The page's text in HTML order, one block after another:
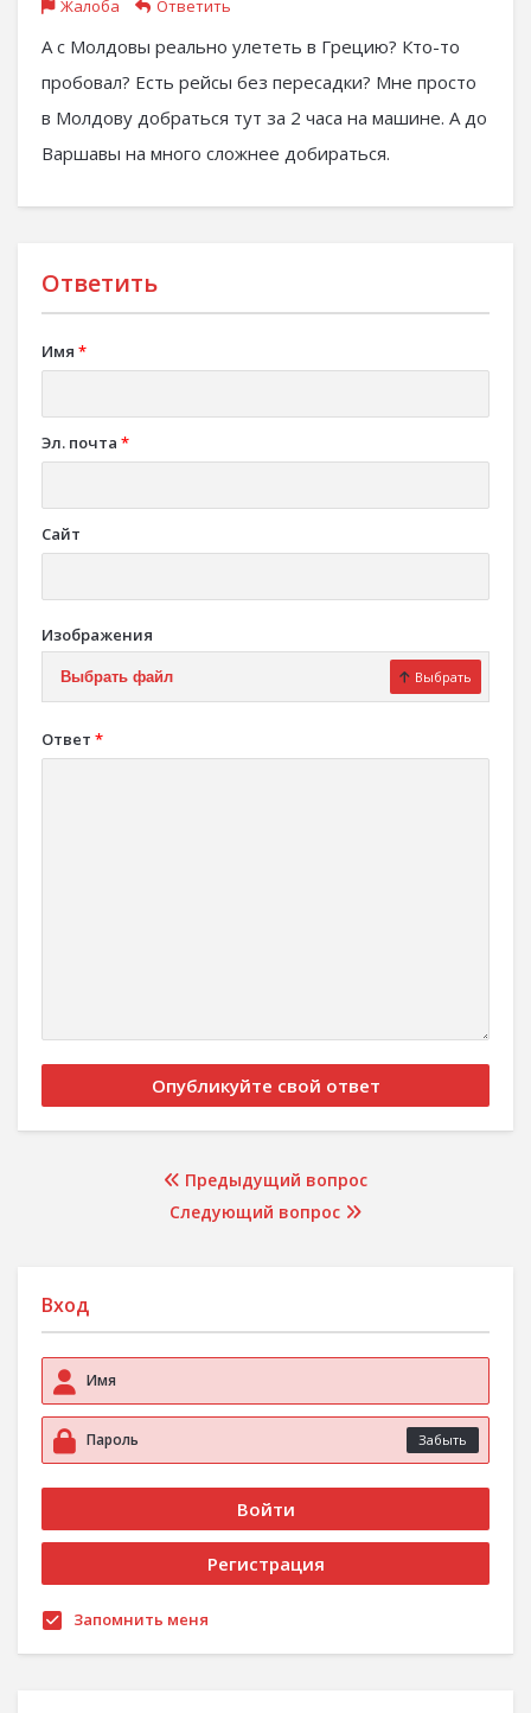
Жалоба Ответить
А с Молдовы реально улететь в Грецию? Кто-то
пробовал? Есть рейсы без пересадки? Мне просто
в Молдову добраться тут за 2 часа на машине. А до
Варшавы на много сложнее добираться.
Ответить
Имя *
Эл. почта *
Сайт
Изображения
Выбрать файл Выбрать
Ответ *
Предыдущий вопрос
Следующий вопрос
Вход
Забыть
Запомнить меня